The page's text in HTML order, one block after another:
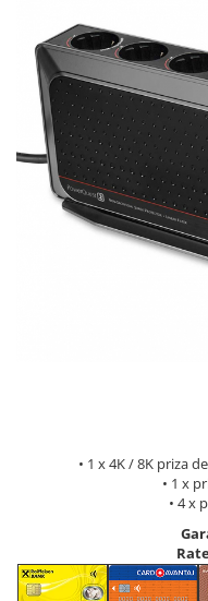
• 1 x 4K / 8K priza
• 1 x
• 4 x